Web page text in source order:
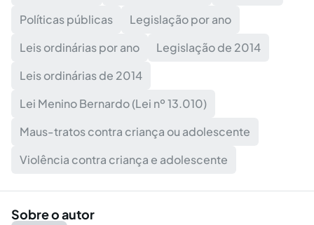
Políticas públicas
Legislação por ano
Leis ordinárias por ano
Legislação de 2014
Leis ordinárias de 2014
Lei Menino Bernardo (Lei nº 13.010)
Maus-tratos contra criança ou adolescente
Violência contra criança e adolescente
Sobre o autor